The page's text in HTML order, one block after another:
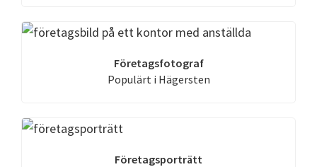
Företagsfotograf
Populärt i Hägersten
Företagsporträtt